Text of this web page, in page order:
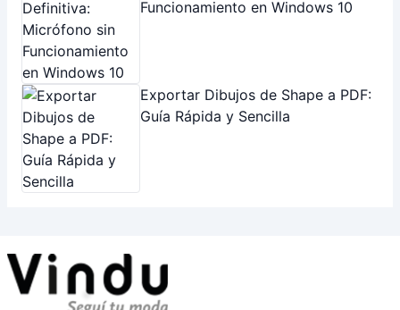
Address:Carlos Pelegrini 1253 - CABA
Correo electrónico:
Sobre Nosotros
Conectarnos